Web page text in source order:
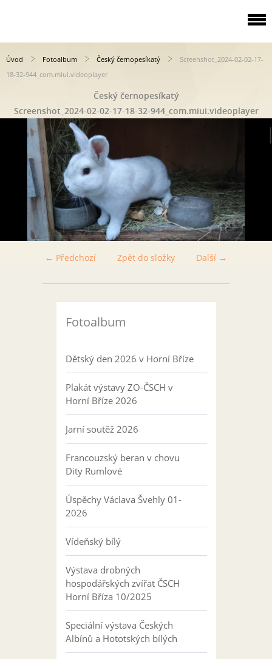
Úvod Fotoalbum Český černopesíkatý
Screenshot_2024-02-02-17-
18-32-944_com.miui.videoplayer
Český černopesíkatý
Screenshot_2024-02-02-17-18-32-944_com.miui.videoplayer
← Předchozí Další →
Zpět do složky
Fotoalbum
Dětský den 2026 v Horní Bříze
Plakát výstavy ZO-ČSCH v
Horní Bříze 2026
Jarní soutěž 2026
Francouzský beran v chovu
Dity Rumlové
Úspěchy Václava Švehly 01-
2026
Vídeňský bílý
Výstava drobných
hospodářských zvířat ČSCH
Horní Bříza 10/2025
Speciální výstava Českých
Albínů a Hototských bílých